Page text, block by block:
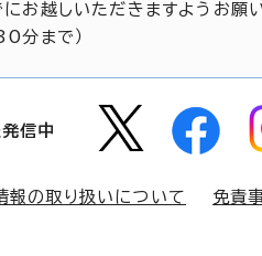
お越しいただきますようお願い
分まで）
信中
報の取り扱いについて 免責